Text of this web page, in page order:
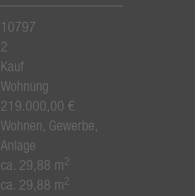
10797
2
Kauf
Wohnung
219.000,00 €
Wohnen Gewerbe
Anlage
ca. 29,88 m2
ca. 29,88 m2